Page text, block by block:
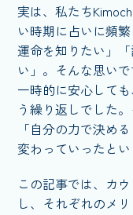
実は、私たち
い時期に占いに頻
運命を知りたい」
い」。そんな思い
一時的に安心して
う繰り返しでした
「自分の力で決め
変わっていったとい
この記事では、カ
し、それぞれのメ